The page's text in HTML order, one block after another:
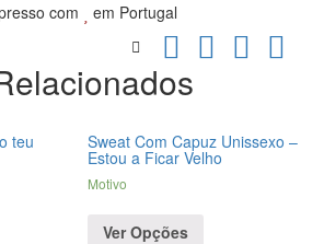
com em Portugal
teu Sweat Com Capuz Unissexo –
Estou a Ficar Velho
Motivo
Ver Opções